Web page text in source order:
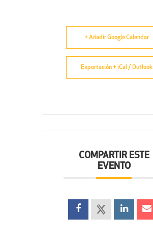
+ Añadir Google Calendar
Exportación + iCal / Outlook
COMPARTIR ESTE
EVENTO